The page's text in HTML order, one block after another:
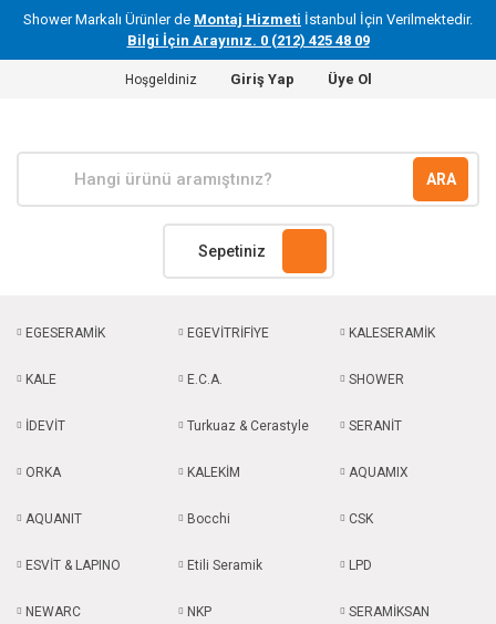
Shower Markalı Ürünler de Montaj Hizmeti İstanbul İçin Verilmektedir.
Bilgi İçin Arayınız. 0 (212) 425 48 09
Hoşgeldiniz Giriş Yap Üye Ol
ARA
Sepetiniz
EGESERAMİK EGEVİTRİFİYE KALESERAMİK
KALE E.C.A. SHOWER
İDEVİT Turkuaz & Cerastyle SERANİT
ORKA KALEKİM AQUAMIX
AQUANIT Bocchi CSK
ESVİT & LAPINO Etili Seramik LPD
NEWARC NKP SERAMİKSAN